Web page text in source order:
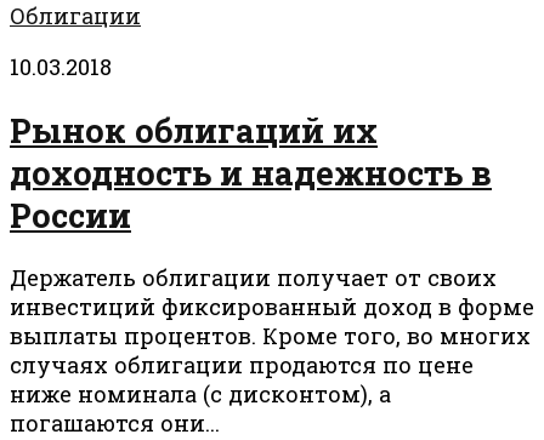
Облигации
10.03.2018
Рынок облигаций их
доходность и надежность в
России
Держатель облигации получает от своих
инвестиций фиксированный доход в форме
выплаты процентов. Кроме того, во многих
случаях облигации продаются по цене
ниже номинала (с дисконтом), а
погашаются они...